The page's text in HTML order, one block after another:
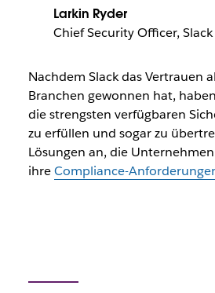
Larkin Ryder
Chief Security Officer, Slack
Nachdem Slack das Vertrauen
Branchen gewonnen hat,
die strengsten verfügbaren
zu erfüllen und sogar zu
Lösungen an, die
ihreCompliance-